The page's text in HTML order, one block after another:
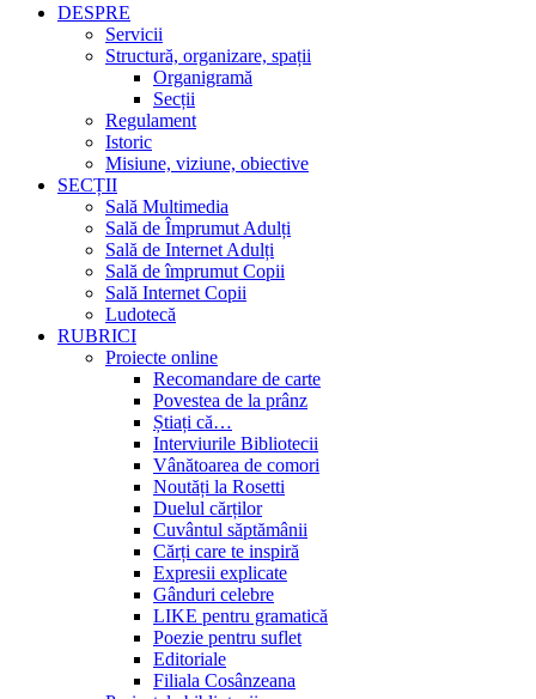
DESPRE
Servicii
Structură, organizare, spații
Organigramă
Secții
Regulament
Istoric
Misiune, viziune, obiective
SECȚII
Sală Multimedia
Sală de Împrumut Adulți
Sală de Internet Adulți
Sală de împrumut Copii
Sală Internet Copii
Ludotecă
RUBRICI
Proiecte online
Recomandare de carte
Povestea de la prânz
Știați că…
Interviurile Bibliotecii
Vânătoarea de comori
Noutăți la Rosetti
Duelul cărților
Cuvântul săptămânii
Cărți care te inspiră
Expresii explicate
Gânduri celebre
LIKE pentru gramatică
Poezie pentru suflet
Editoriale
Filiala Cosânzeana